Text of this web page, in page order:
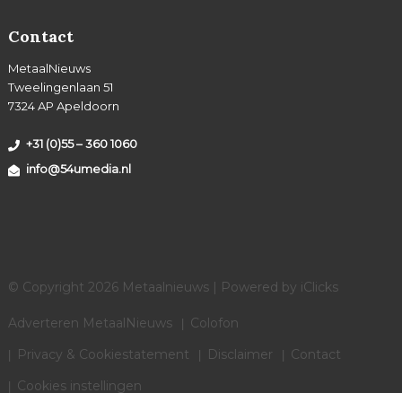
Contact
MetaalNieuws
Tweelingenlaan 51
7324 AP Apeldoorn
+31 (0)55 – 360 1060
info@54umedia.nl
© Copyright 2026 Metaalnieuws | Powered by iClicks
Adverteren MetaalNieuws
Colofon
Privacy & Cookiestatement
Disclaimer
Contact
Cookies instellingen